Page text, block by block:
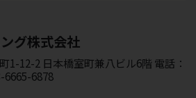
グ株式会社
1-12-2 日本橋室町兼八ビル6階 電話：
6665-6878